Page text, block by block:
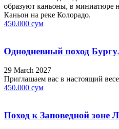
образуют каньоны, в
Каньон на реке Колорадо.
450.000 сум
Однодневный поход
29 March 2027
Приглашаем вас в настоящий
450.000 сум
Поход к Заповедной зоне